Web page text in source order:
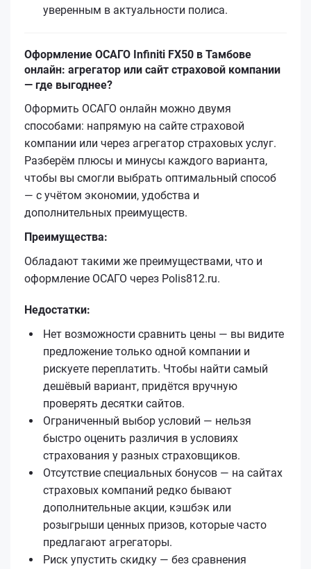
уверенным в актуальности полиса.
Оформление ОСАГО Infiniti FX50 в Тамбове
онлайн: агрегатор или сайт страховой компании
— где выгоднее?
Оформить ОСАГО онлайн можно двумя
способами: напрямую на сайте страховой
компании или через агрегатор страховых услуг.
Разберём плюсы и минусы каждого варианта,
чтобы вы смогли выбрать оптимальный способ
— с учётом экономии, удобства и
дополнительных преимуществ.
Преимущества:
Обладают такими же преимуществами, что и
оформление ОСАГО через Polis812.ru.
Недостатки:
Нет возможности сравнить цены — вы видите
предложение только одной компании и
рискуете переплатить. Чтобы найти самый
дешёвый вариант, придётся вручную
проверять десятки сайтов.
Ограниченный выбор условий — нельзя
быстро оценить различия в условиях
страхования у разных страховщиков.
Отсутствие специальных бонусов — на сайтах
страховых компаний редко бывают
дополнительные акции, кэшбэк или
розыгрыши ценных призов, которые часто
предлагают агрегаторы.
Риск упустить скидку — без сравнения